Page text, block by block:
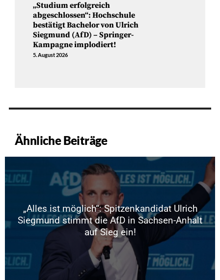
„Studium erfolgreich
abgeschlossen“: Hochschule
bestätigt Bachelor von Ulrich
Siegmund (AfD) – Springer-
Kampagne implodiert!
5. August 2026
Ähnliche Beiträge
„Alles ist möglich“: Spitzenkandidat Ulrich
Siegmund stimmt die AfD in Sachsen-Anhalt
auf Sieg ein!